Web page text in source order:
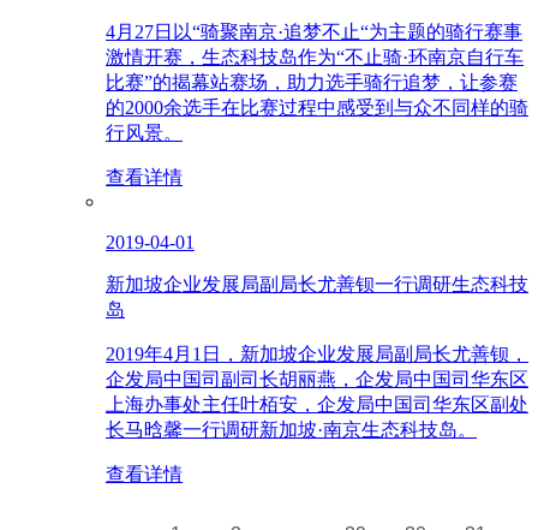
4月27日以“骑聚南京·追梦不止“为主题的骑行赛事
激情开赛，生态科技岛作为“不止骑·环南京自行车
比赛”的揭幕站赛场，助力选手骑行追梦，让参赛
的2000余选手在比赛过程中感受到与众不同样的骑
行风景。
查看详情
2019-04-01
新加坡企业发展局副局长尤善钡一行调研生态科技
岛
2019年4月1日，新加坡企业发展局副局长尤善钡，
企发局中国司副司长胡丽燕，企发局中国司华东区
上海办事处主任叶栢安，企发局中国司华东区副处
长马晗馨一行调研新加坡·南京生态科技岛。
查看详情